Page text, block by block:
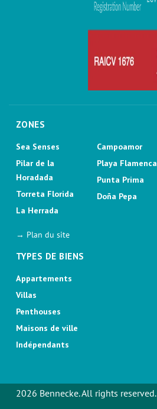
ZONES
Sea Senses
Pilar de la
Horadada
Torreta Florida
La Herrada
Campoamor
Playa Flamenca
Punta Prima
Doña Pepa
→ Plan du site
TYPES DE BIENS
Appartements
Villas
Penthouses
Maisons de ville
Indépendants
2026 Bennecke. All rights reserved.